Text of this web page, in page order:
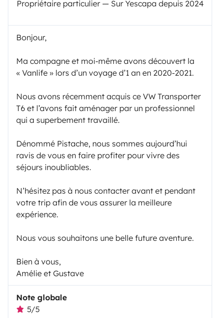
Propriétaire particulier — Sur Yescapa depuis 2024
Bonjour,
Ma compagne et moi-même avons découvert la
« Vanlife » lors d’un voyage d’1 an en 2020-2021.
Nous avons récemment acquis ce VW Transporter
T6 et l’avons fait aménager par un professionnel
qui a superbement travaillé.
Dénommé Pistache, nous sommes aujourd’hui
ravis de vous en faire profiter pour vivre des
séjours inoubliables.
N’hésitez pas à nous contacter avant et pendant
votre trip afin de vous assurer la meilleure
expérience.
Nous vous souhaitons une belle future aventure.
Bien à vous,
Amélie et Gustave
Note globale
5/5